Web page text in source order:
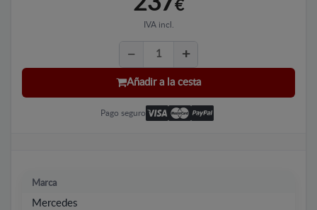
€
IVA incl.
Añadir a la cesta
Pago seguro
Marca
Mercedes